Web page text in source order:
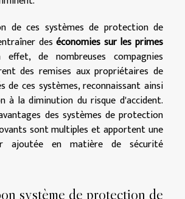
de ces systèmes de protection de
deséconomies sur les primes
effet, de nombreuses compagnies
des remises aux propriétaires de
de ces systèmes, reconnaissant ainsi
à la diminution du risque d'accident.
des systèmes de protection
sont multiples et apportent une
ajoutée en matière de sécurité
système de protection de